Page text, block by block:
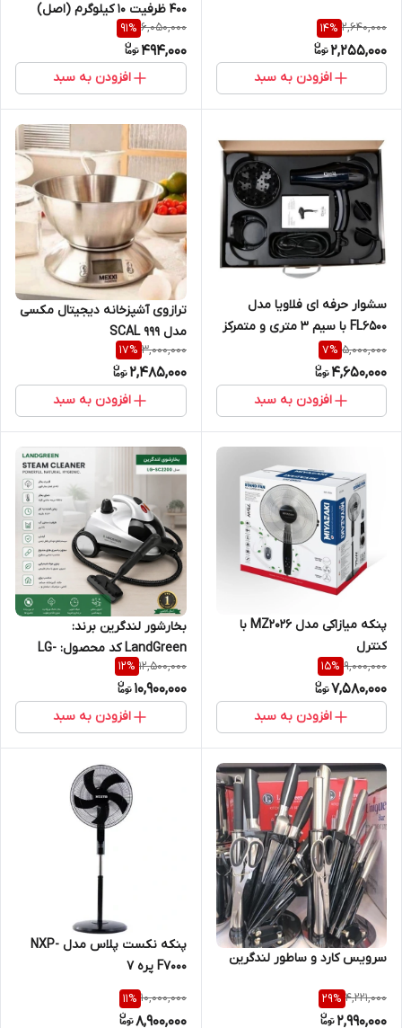
سرعت
2,640,000
14%
2,255,000
افزودن به سبد
400 ظرفیت 10 کیلوگرم (اصل)
6,050,000
91%
494,000
افزودن به سبد
سشوار حرفه ای فلاویا مدل
FL6500 با سیم ۳ متری و متمرکز
کننده
5,000,000
7%
4,650,000
افزودن به سبد
ترازوی آشپزخانه دیجیتال مکسی
مدل SCAL 999
3,000,000
17%
2,485,000
افزودن به سبد
پنکه میازاکی مدل MZ2026 با
کنترل
9,000,000
15%
7,580,000
افزودن به سبد
بخارشور لندگرین برند:
LandGreen کد محصول: LG-
14000
12,500,000
12%
10,900,000
افزودن به سبد
سرویس کارد و ساطور لندگرین
4,221,000
29%
2,990,000
پنکه نکست پلاس مدل NXP-
F7000 پره ۷
10,000,000
11%
8,900,000